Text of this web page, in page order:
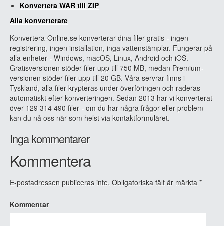
Konvertera WAR till ZIP
Alla konverterare
Konvertera-Online.se konverterar dina filer gratis - ingen
registrering, ingen installation, inga vattenstämplar. Fungerar på
alla enheter - Windows, macOS, Linux, Android och iOS.
Gratisversionen stöder filer upp till 750 MB, medan Premium-
versionen stöder filer upp till 20 GB. Våra servrar finns i
Tyskland, alla filer krypteras under överföringen och raderas
automatiskt efter konverteringen. Sedan 2013 har vi konverterat
över 129 314 490 filer - om du har några frågor eller problem
kan du nå oss när som helst via kontaktformuläret.
Inga kommentarer
Kommentera
E-postadressen publiceras inte. Obligatoriska fält är märkta *
Kommentar